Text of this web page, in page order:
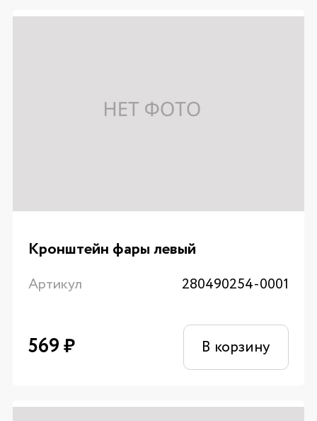
Кронштейн фары левый
Артикул 280490254-0001
569₽ В корзину